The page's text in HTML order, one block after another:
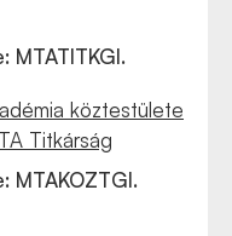
köztestülete
Titkárság
MTAKOZTGI.